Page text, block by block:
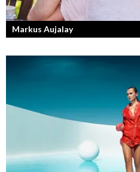
Markus Aujalay
Sveriges tuffaste matjury är epitetet